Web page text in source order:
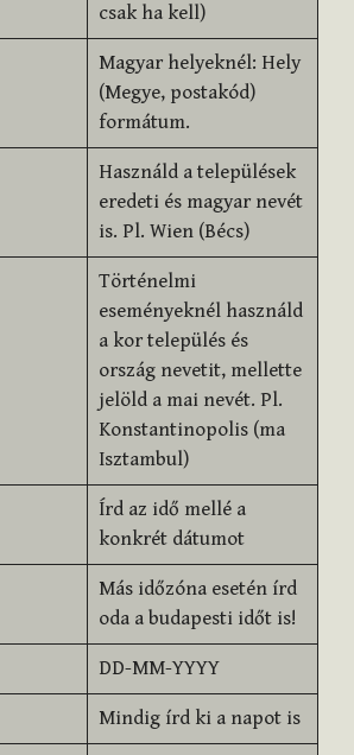
csak ha kell)
Magyar helyeknél: Hely
(Megye, postakód)
formátum.
Használd a települések
eredeti és magyar nevét
is. Pl. Wien (Bécs)
Történelmi
eseményeknél használd
a kor település és
ország nevetit, mellette
jelöld a mai nevét. Pl.
Konstantinopolis (ma
Isztambul)
Írd az idő mellé a
konkrét dátumot
Más időzóna esetén írd
oda a budapesti időt is!
DD-MM-YYYY
Mindig írd ki a napot is